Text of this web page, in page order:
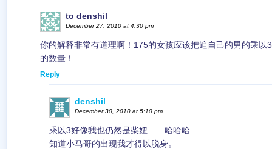
to denshil
December 27, 2010 at 4:30 pm
你的解释非常有道理啊！175的女孩应该把追自己的男的乘以
的数量！
Reply
denshil
December 30, 2010 at 5:10 pm
乘以3好像我也仍然是柴妞……哈哈哈
知道小马哥的出现我才得以脱身。